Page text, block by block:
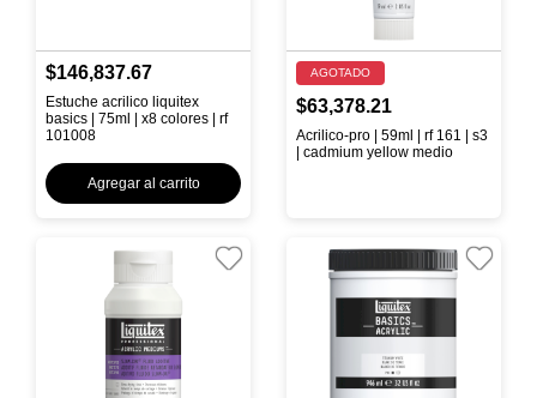
$146,837.67
Estuche acrilico liquitex
basics | 75ml | x8 colores | rf
101008
Agregar al carrito
AGOTADO
$63,378.21
Acrilico-pro | 59ml | rf 161 | s3
| cadmium yellow medio